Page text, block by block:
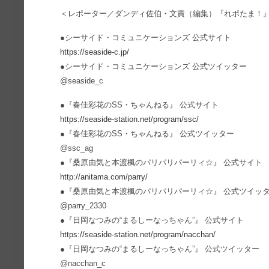
＜レポーター／ダンディ佐伯・文責（編集）『れポたま！
●シーサイド・コミュニケーションズ 公式サイト
https://seaside-c.jp/
●シーサイド・コミュニケーションズ 公式ツイッター
@seaside_c
●『春佳彩花のSS・ちゃんねる』 公式サイト
https://seaside-station.net/program/ssc/
●『春佳彩花のSS・ちゃんねる』 公式ツイッター
@ssc_ag
●『桑原由気と本渡楓のパリパリパーリィ☆』 公式サイト
http://anitama.com/parry/
●『桑原由気と本渡楓のパリパリパーリィ☆』 公式ツイッ
@parry_2330
●『日岡なつみの“まるしーなっちゃん”』 公式サイト
https://seaside-station.net/program/nacchan/
●『日岡なつみの“まるしーなっちゃん”』 公式ツイッター
@nacchan_c